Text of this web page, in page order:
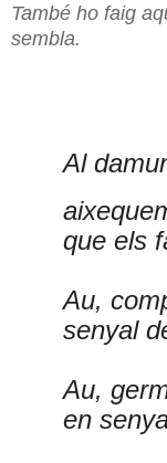
També ho faig
sembla.
Al
que els
Au,
senyal
Au,
en